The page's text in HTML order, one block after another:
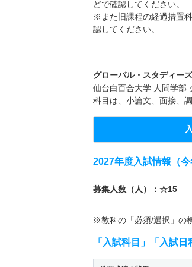
どで確認してください。
※また旧課程の経過措置
認してください。
グローバル・スタディー
仙台白百合大学 人間学部
科目は、小論文、面接、
2027年度入試情報（今
募集人数（人）：☆15
※教科の「必須/選択」の
「入試科目」「入試